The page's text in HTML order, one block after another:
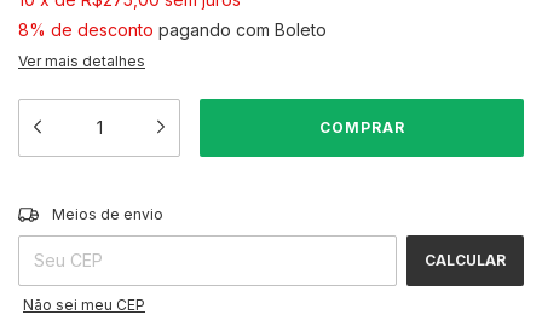
8% de desconto pagando com Boleto
Ver mais detalhes
Entregas para o CEP:
Meios de envio
CALCULAR
Não sei meu CEP